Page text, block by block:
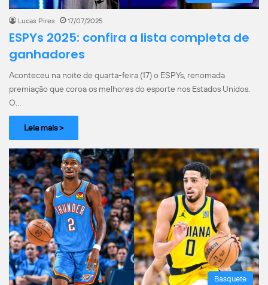
Lucas Pires 17/07/2025
ESPYs 2025: confira a lista completa de
ganhadores
Aconteceu na noite de quarta-feira (17) o ESPYs, renomada
premiação que coroa os melhores do esporte nos Estados Unidos.
O…
Leia mais >
Basquete